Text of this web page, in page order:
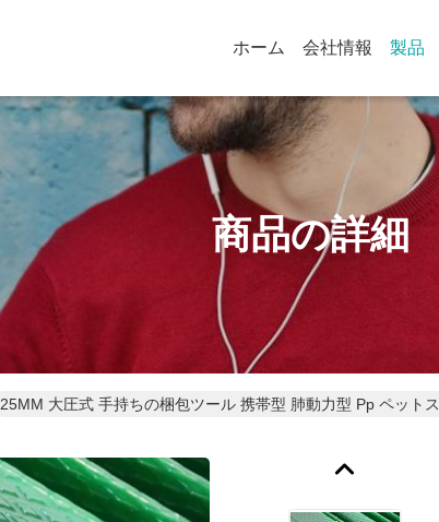
ホーム 会社情報 製品
商品の詳細
25MM 大圧式 手持ちの梱包ツール 携帯型 肺動力型 Pp ペット